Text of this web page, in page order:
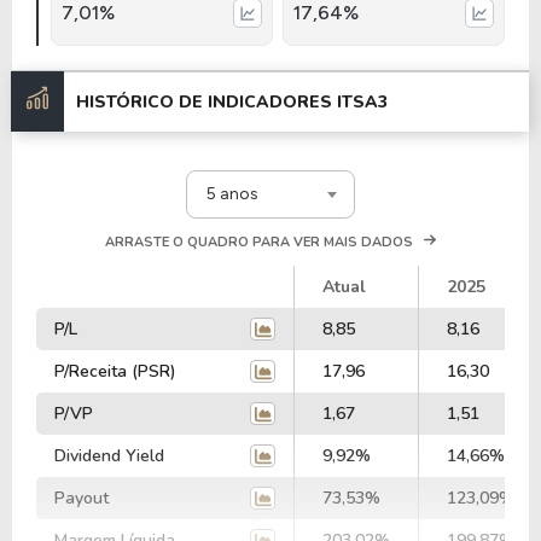
7,01% 17,64%
HISTÓRICO DE INDICADORES ITSA3
5 anos
ARRASTE O QUADRO PARA VER MAIS DADOS
Atual
2025
P/L
8,85
8,16
P/Receita (PSR)
17,96
16,30
P/VP
1,67
1,51
Dividend Yield
9,92%
14,66%
Payout
73,53%
123,09%